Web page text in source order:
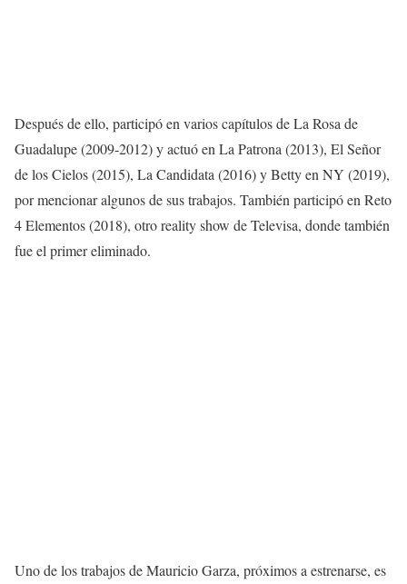
Después de ello, participó en varios capítulos de La Rosa de
Guadalupe (2009-2012) y actuó en La Patrona (2013), El Señor
de los Cielos (2015), La Candidata (2016) y Betty en NY (2019),
por mencionar algunos de sus trabajos. También participó en Reto
4 Elementos (2018), otro reality show de Televisa, donde también
fue el primer eliminado.
Uno de los trabajos de Mauricio Garza, próximos a estrenarse, es